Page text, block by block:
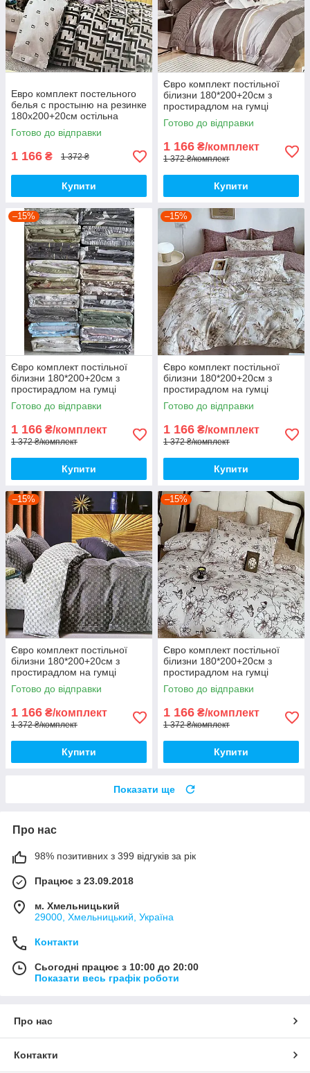
Евро комплект постельного
белья с простыню на резинке
180х200+20см остільна
білизна Євро комплект
Готово до відправки
1 166 ₴ 1 372 ₴
Купити
Євро комплект постільної
білизни 180*200+20см з
простирадлом на гумці
Постільна білизна з фланелі
євро розмір
Готово до відправки
1 166 ₴/комплект
1 372 ₴/комплект
Купити
–15%
Євро комплект постільної
білизни 180*200+20см з
простирадлом на гумці
Постільна білизна з фланелі
євро розмір
Готово до відправки
1 166 ₴/комплект
1 372 ₴/комплект
Купити
–15%
Євро комплект постільної
білизни 180*200+20см з
простирадлом на гумці
Постільна білизна з фланелі
євро розмір
Готово до відправки
1 166 ₴/комплект
1 372 ₴/комплект
Купити
–15%
Євро комплект постільної
білизни 180*200+20см з
простирадлом на гумці
Постільна білизна з фланелі
євро розмір
Готово до відправки
1 166 ₴/комплект
1 372 ₴/комплект
Купити
–15%
Євро комплект постільної
білизни 180*200+20см з
простирадлом на гумці
Постільна білизна з фланелі
євро розмір
Готово до відправки
1 166 ₴/комплект
1 372 ₴/комплект
Купити
Показати ще
Про нас
98% позитивних з 399 відгуків за рік
Працює з 23.09.2018
м. Хмельницький
29000, Хмельницький, Україна
Контакти
Сьогодні працює з 10:00 до 20:00
Показати весь графік роботи
Про нас
Контакти